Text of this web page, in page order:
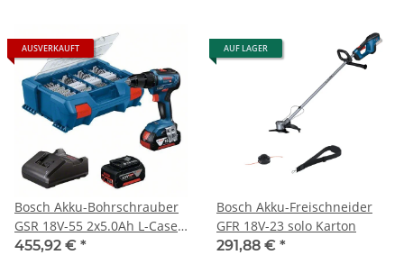
AUSVERKAUFT
Bosch Akku-Bohrschrauber
GSR 18V-55 2x5.0Ah L-Case
100tlg Zubehör
455,92 € *
AUF LAGER
Bosch Akku-Freischneider
GFR 18V-23 solo Karton
291,88 € *